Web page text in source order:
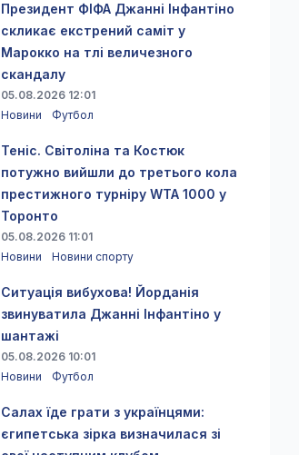
Президент ФІФА Джанні Інфантіно
скликає екстрений саміт у
Марокко на тлі величезного
скандалу
05.08.2026 12:01
Новини
Футбол
Теніс. Світоліна та Костюк
потужно вийшли до третього кола
престижного турніру WTA 1000 у
Торонто
05.08.2026 11:01
Новини
Новини спорту
Ситуація вибухова! Йорданія
звинуватила Джанні Інфантіно у
шантажі
05.08.2026 10:01
Новини
Футбол
Салах їде грати з українцями:
єгипетська зірка визначилася зі